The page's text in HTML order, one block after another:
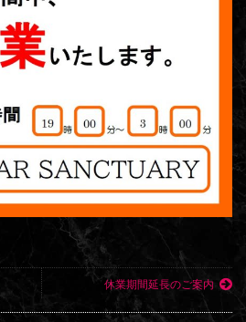
休業期間延長のご案内